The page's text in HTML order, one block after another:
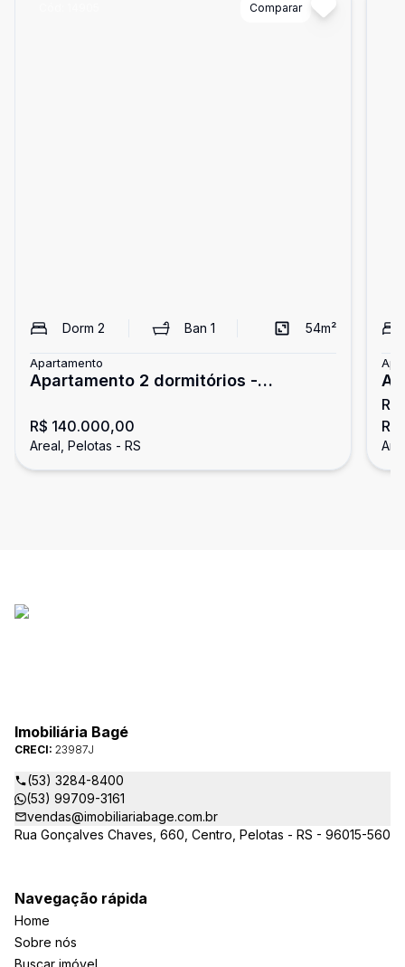
Comparar
Dorm 2 Ban 1 54m²
Apartamento
Apartamento 2 dormitórios -
R$ 140.000,00
Areal, Pelotas - RS
Imobiliária Bagé
CRECI: 23987J
(53) 3284-8400
(53) 99709-3161
vendas@imobiliariabage.com.br
Rua Gonçalves Chaves, 660, Centro, Pelotas - RS - 96015-560
Navegação rápida
Home
Sobre nós
Buscar imóvel